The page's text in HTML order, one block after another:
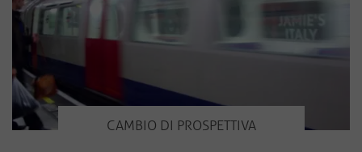
CAMBIO DI PROSPETTIVA